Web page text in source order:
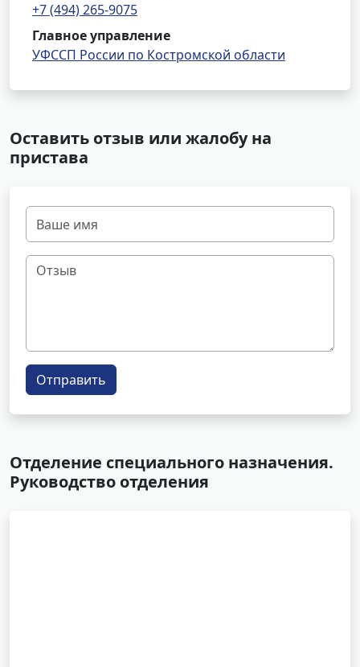
+7 (494) 265-9075
Главное управление
УФССП России по Костромской области
Оставить отзыв или жалобу на
пристава
Отправить
Отделение специального назначения.
Руководство отделения